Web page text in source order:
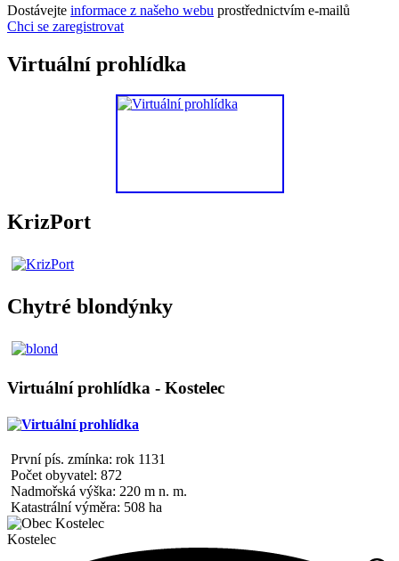
Dostávejte informace z našeho webu prostřednictvím e-mailů
Chci se zaregistrovat
Virtuální prohlídka
KrizPort
Chytré blondýnky
Virtuální prohlídka - Kostelec
První pís. zmínka: rok 1131
Počet obyvatel: 872
Nadmořská výška: 220 m n. m.
Katastrální výměra: 508 ha
Kostelec